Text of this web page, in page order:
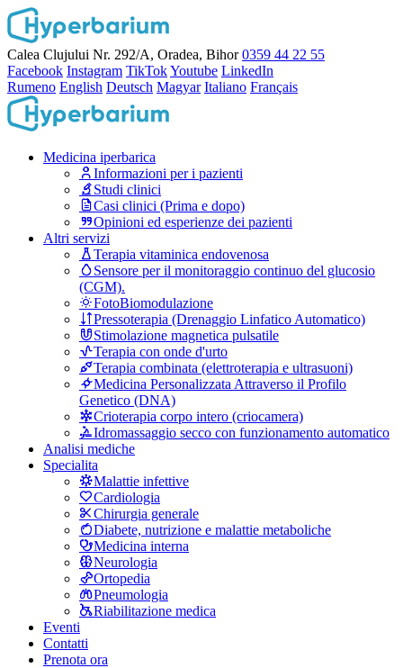
Calea Clujului Nr. 292/A, Oradea, Bihor 0359 44 22 55
Facebook Instagram TikTokYoutube LinkedIn
Rumeno English Deutsch Magyar Italiano Français
Medicina iperbarica
Informazioni per i pazienti
Studi clinici
Casi clinici (Prima e dopo)
Opinioni ed esperienze dei pazienti
Altri servizi
Terapia vitaminica endovenosa
Sensore per il monitoraggio continuo del glucosio
(CGM).
FotoBiomodulazione
Pressoterapia (Drenaggio Linfatico Automatico)
Stimolazione magnetica pulsatile
Terapia con onde d'urto
Terapia combinata (elettroterapia e ultrasuoni)
Medicina Personalizzata Attraverso il Profilo
Genetico (DNA)
Crioterapia corpo intero (criocamera)
Idromassaggio secco con funzionamento automatico
Analisi mediche
Specialita
Malattie infettive
Cardiologia
Chirurgia generale
Diabete, nutrizione e malattie metaboliche
Medicina interna
Neurologia
Ortopedia
Pneumologia
Riabilitazione medica
Eventi
Contatti
Prenota ora